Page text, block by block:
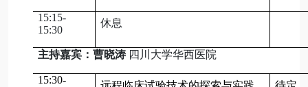
15:15-
15:30
休息
主持嘉宾：曹晓涛 四川大学华西医院
15:30-